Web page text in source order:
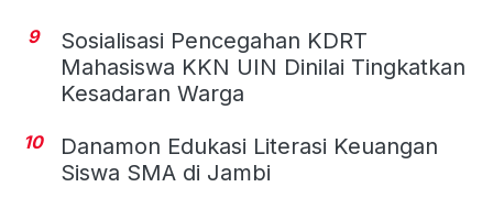
9
Sosialisasi Pencegahan KDRT
Mahasiswa KKN UIN Dinilai Tingkatkan
Kesadaran Warga
10
Danamon Edukasi Literasi Keuangan
Siswa SMA di Jambi